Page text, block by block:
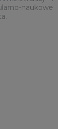
naukowe